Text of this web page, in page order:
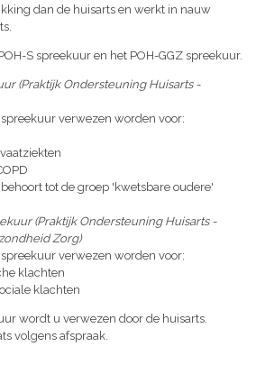
dan de huisarts en werkt in nauw
S spreekuur en het POH-GGZ spreekuur.
(Praktijk Ondersteuning Huisarts -
verwezen worden voor:
tot de groep 'kwetsbare oudere'
(Praktijk Ondersteuning Huisarts -
Zorg)
verwezen worden voor:
klachten
klachten
wordt u verwezen door de huisarts.
volgens afspraak.